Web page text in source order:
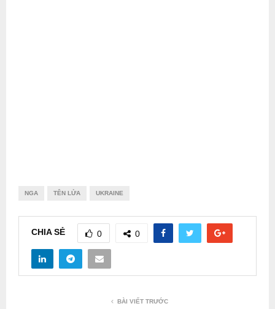
NGA TÊN LỬA UKRAINE
CHIA SẺ 0 0
BÀI VIẾT TRƯỚC